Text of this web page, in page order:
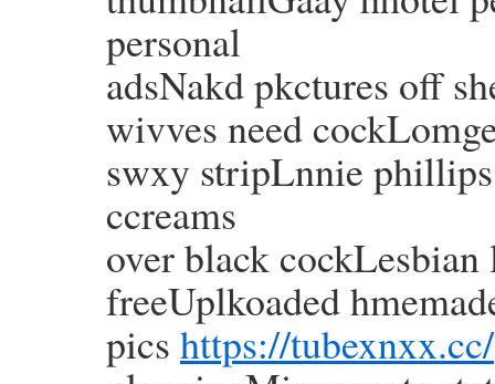
personal
adsNakd pkctures off
wivves need
swxy stripLnnie
ccreams
over black
freeUplkoaded
pics https://tubexnxx.cc/